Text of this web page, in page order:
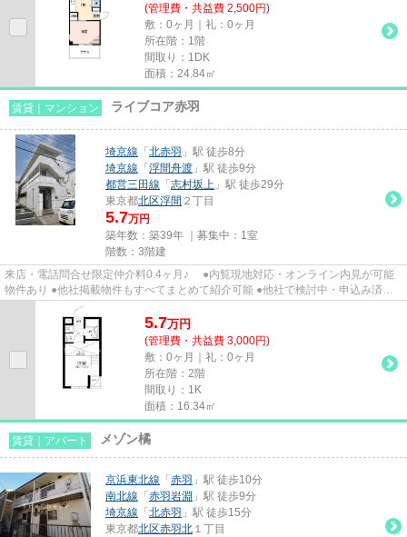
(管理費・共益費 2,500円)
敷：0ヶ月｜礼：0ヶ月
所在階：1階
間取り：1DK
面積：24.84㎡
賃貸｜マンション ライブコア赤羽
埼京線 「 北赤羽 」駅 徒歩8分
埼京線 「 浮間舟渡 」駅 徒歩9分
都営三田線 「 志村坂上 」駅 徒歩29分
東京都北区浮間 ２丁目
5.7万円
築年数：築39年 ｜募集中： 1室
階数：3階建
来店・電話問合せ限定仲介料0.4ヶ月♪ ●内覧現地対応・オンライン内見が可能
物件あり ●他社掲載物件もすべてまとめて紹介可能 ●他社で検討中・申込み済み
のお客様、初期費用がさらに...
5.7万円
(管理費・共益費 3,000円)
敷：0ヶ月｜礼：0ヶ月
所在階：2階
間取り：1K
面積：16.34㎡
賃貸｜アパート メゾン橘
京浜東北線 「 赤羽 」駅 徒歩10分
南北線 「 赤羽岩淵 」駅 徒歩9分
埼京線 「 北赤羽 」駅 徒歩15分
東京都北区赤羽北 １丁目